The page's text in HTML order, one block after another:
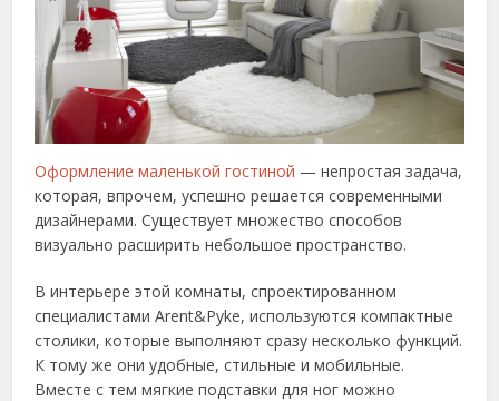
Оформление маленькой гостиной — непростая задача,
которая, впрочем, успешно решается современными
дизайнерами. Существует множество способов
визуально расширить небольшое пространство.
В интерьере этой комнаты, спроектированном
специалистами Arent&Pyke, используются компактные
столики, которые выполняют сразу несколько функций.
К тому же они удобные, стильные и мобильные.
Вместе с тем мягкие подставки для ног можно